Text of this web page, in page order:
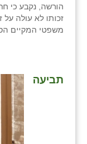
הורשה, נקבע כי
זכותו לא עולה על
משפטי המקיים
תביעה